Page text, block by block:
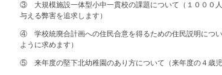
③ 大規模施設一体型小中一貫校の課題について（１０００
与える弊害を追求します）
④ 学校統廃合計画への住民合意を得るための住民説明につ
ように求めます）
⑤ 来年度の堅下北幼稚園のあり方について（来年度の４歳児